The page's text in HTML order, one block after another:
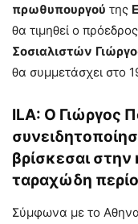
πρωθυπουργού της
θα τιμηθεί ο
Σοσιαλιστών
θα συμμετάσχει στο
ILA: O Γιώργος
βρίσκεσαι στην
ταραχώδη
Σύμφωνα με το